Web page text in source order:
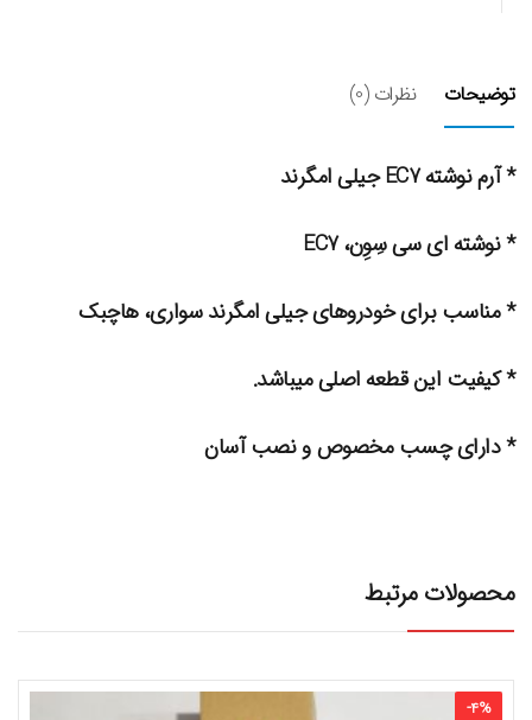
توضیحات نظرات (0)
* آرم نوشته EC7 جیلی امگرند
* نوشته ای سی سِوِن، EC7
* مناسب برای خودروهای جیلی امگرند سواری، هاچبک
* کیفیت این قطعه اصلی میباشد.
* دارای چسب مخصوص و نصب آسان
محصولات مرتبط
-4%